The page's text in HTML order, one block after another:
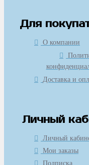
Для
О компании
Доставка и
Личный
Личный
Мои заказы
Подписка